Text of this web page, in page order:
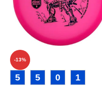
-13%
5 5 0 1